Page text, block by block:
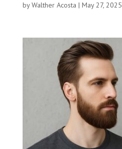
byWalther Acosta | May 27, 2025